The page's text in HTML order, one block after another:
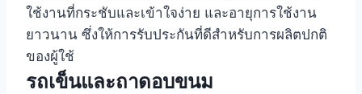
ใช้งานที่กระชับและเข้าใจง่าย และอายุการใช้งาน
ยาวนาน ซึ่งให้การรับประกันที่ดีสำหรับการผลิตปกติ
ของผู้ใช้
รถเข็นและถาดอบขนม